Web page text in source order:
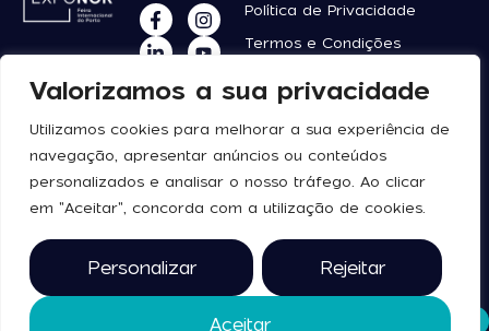
Valorizamos a sua privacidade
Utilizamos cookies para melhorar a sua experiência de
navegação, apresentar anúncios ou conteúdos
personalizados e analisar o nosso tráfego. Ao clicar
em "Aceitar", concorda com a utilização de cookies.
Personalizar Rejeitar
Aceitar
Contacte-
nos
Política de Privacidade
Termos e Condições
2025 © todos os direitos
reservados